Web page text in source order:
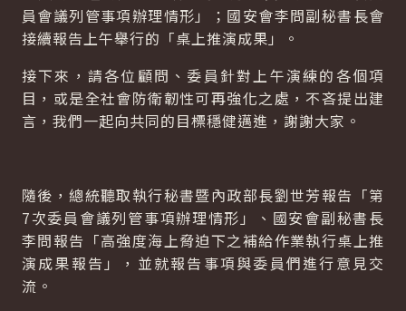
員會議列管事項辦理情形」；國安會李問副秘書長會
接續報告上午舉行的「桌上推演成果」。
接下來，請各位顧問、委員針對上午演練的各個項
目，或是全社會防衛韌性可再強化之處，不吝提出建
言，我們一起向共同的目標穩健邁進，謝謝大家。
隨後，總統聽取執行秘書暨內政部長劉世芳報告「第
7次委員會議列管事項辦理情形」、國安會副秘書長
李問報告「高強度海上脅迫下之補給作業執行桌上推
演成果報告」，並就報告事項與委員們進行意見交
流。